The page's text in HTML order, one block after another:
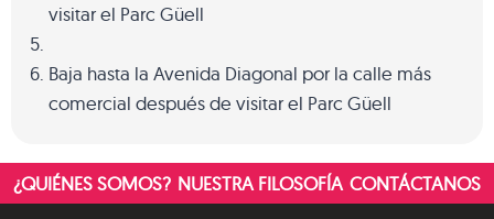
visitar el Parc Güell
Baja hasta la Avenida Diagonal por la calle más
comercial después de visitar el Parc Güell
¿QUIÉNES SOMOS? NUESTRA FILOSOFÍA CONTÁCTANOS